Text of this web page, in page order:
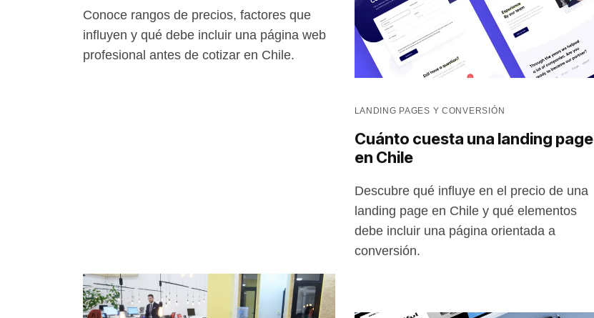
Conoce rangos de precios, factores que
influyen y qué debe incluir una página web
profesional antes de cotizar en Chile.
LANDING PAGES Y CONVERSIÓN
Cuánto cuesta una landing page
en Chile
Descubre qué influye en el precio de una
landing page en Chile y qué elementos
debe incluir una página orientada a
conversión.